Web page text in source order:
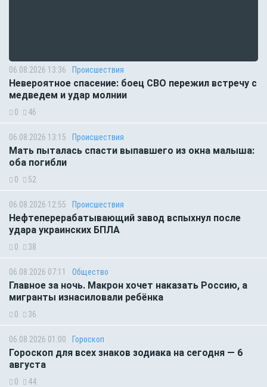
06.08.2026 13:36 Происшествия
Невероятное спасение: боец СВО пережил встречу с
медведем и удар молнии
0 46
06.08.2026 13:15 Происшествия
Мать пыталась спасти выпавшего из окна малыша:
оба погибли
0 52
06.08.2026 12:55 Происшествия
Нефтеперерабатывающий завод вспыхнул после
удара украинских БПЛА
0 38
06.08.2026 07:11 Общество
Главное за ночь. Макрон хочет наказать Россию, а
мигранты изнасиловали ребёнка
0 36
06.08.2026 01:00 Гороскоп
Гороскоп для всех знаков зодиака на сегодня — 6
августа
0 44